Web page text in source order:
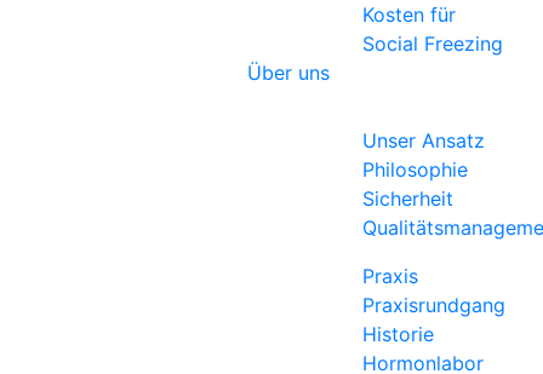
Kosten für
Social Freezing
Über uns
Unser Ansatz
Philosophie
Sicherheit
Praxis
Praxisrundgang
Historie
Hormonlabor